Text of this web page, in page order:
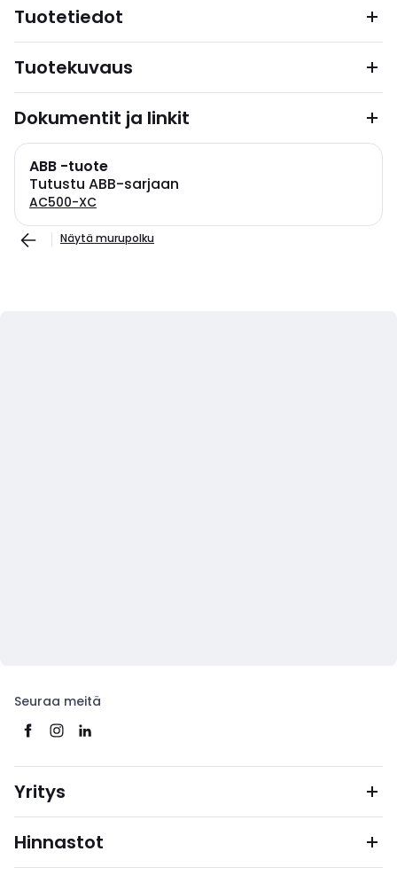
Tuotetiedot
Tuotekuvaus
Dokumentit ja linkit
ABB -tuote
Tutustu ABB-sarjaan
AC500-XC
Näytä murupolku
Seuraa meitä
Yritys
Hinnastot